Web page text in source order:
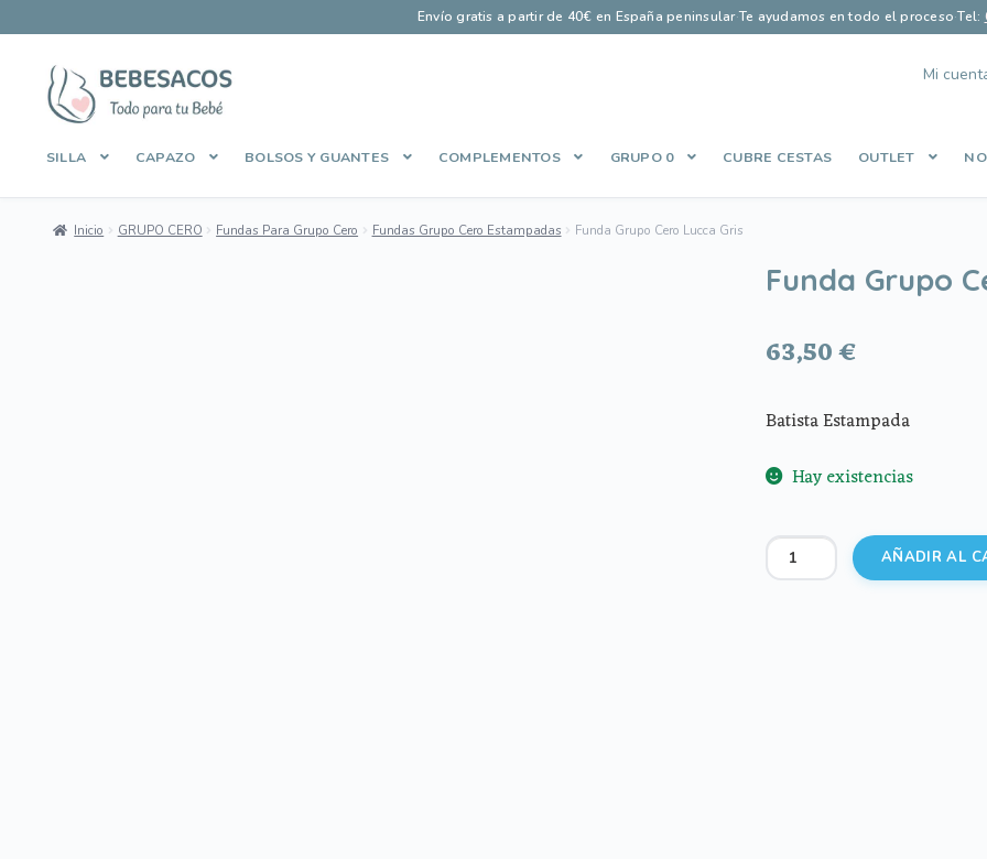
Envío gratis a partir de 40€ en España peninsular·Te ayudamos en todo el proceso·Tel:
Ir
la
Ir
al
contenido
Mi
SILLA CAPAZO BOLSOS Y GUANTES COMPLEMENTOS GRUPO 0 CUBRE CESTAS OUTLET
Qué opinan nuestros clientes Share Cart
Inicio GRUPO CERO Fundas Para Grupo Cero Fundas Grupo Cero Estampadas Funda Grupo Cero Lucca Gris
Funda Grupo
63,50€
Batista Estampada
Hay existencias
Funda
Grupo
AÑADIR AL